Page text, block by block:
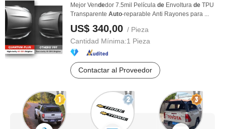
Mejor Vendedor 7.5mil Película de Envoltura de TPU
Transparente Auto-reparable Anti Rayones para ...
US$ 340,00 / Pieza
Cantidad Mínima:1 Pieza
Contactar al Proveedor